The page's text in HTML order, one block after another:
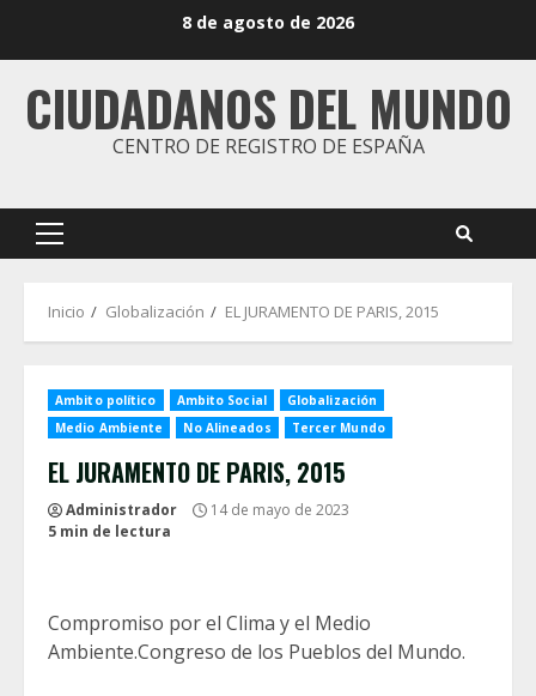
8 de agosto de 2026
CIUDADANOS DEL MUNDO
CENTRO DE REGISTRO DE ESPAÑA
Menú
Inicio Globalización EL JURAMENTO DE PARIS, 2015
Ambito político Ambito Social
Globalización
Medio Ambiente
No Alineados Tercer Mundo
EL JURAMENTO DE PARIS, 2015
Administrador
14 de mayo de 2023
5 min de lectura
Compromiso por el Clima y el Medio
Ambiente.Congreso de los Pueblos del Mundo.